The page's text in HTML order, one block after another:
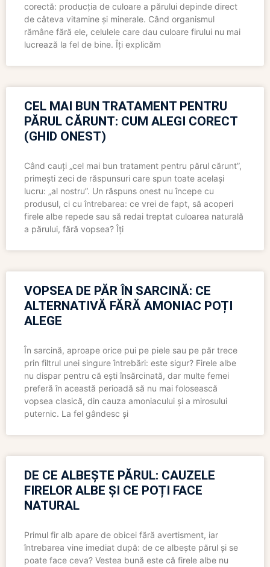
corectă: producția de culoare a părului depinde direct
de câteva vitamine și minerale. Când organismul
rămâne fără ele, celulele care dau culoare firului nu mai
lucrează la fel de bine. Îți explicăm
CEL MAI BUN TRATAMENT PENTRU
PĂRUL CĂRUNT: CUM ALEGI CORECT
(GHID ONEST)
Când cauți „cel mai bun tratament pentru părul cărunt”,
primești zeci de răspunsuri care spun toate același
lucru: „al nostru”. Un răspuns onest nu începe cu
produsul, ci cu întrebarea: ce vrei de fapt, să acoperi
firele albe repede sau să redai treptat culoarea naturală
a părului, fără vopsea? Îți
VOPSEA DE PĂR ÎN SARCINĂ: CE
ALTERNATIVĂ FĂRĂ AMONIAC POȚI
ALEGE
În sarcină, aproape orice pui pe piele sau pe păr trece
prin filtrul unei singure întrebări: este sigur? Firele albe
nu dispar pentru că ești însărcinată, dar multe femei
preferă în această perioadă să nu mai folosească
vopsea clasică, din cauza amoniacului și a mirosului
puternic. La fel gândesc și
DE CE ALBEȘTE PĂRUL: CAUZELE
FIRELOR ALBE ȘI CE POȚI FACE
NATURAL
Primul fir alb apare de obicei fără avertisment, iar
întrebarea vine imediat după: de ce albește părul și se
poate face ceva? Vestea bună este că firele albe nu